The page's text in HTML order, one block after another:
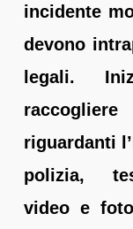
incidente
devono
legali.
riguardanti
polizia,
video e